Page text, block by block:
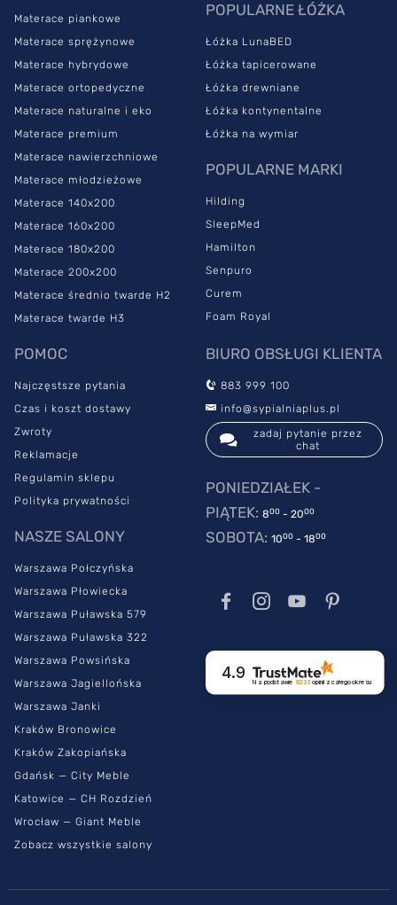
Materace piankowe
Materace sprężynowe
Materace hybrydowe
Materace ortopedyczne
Materace naturalne i eko
Materace premium
Materace nawierzchniowe
Materace młodzieżowe
Materace 140x200
Materace 160x200
Materace 180x200
Materace 200x200
Materace średnio twarde H2
Materace twarde H3
POPULARNE ŁÓŻKA
Łóżka LunaBED
Łóżka tapicerowane
Łóżka drewniane
Łóżka kontynentalne
Łóżka na wymiar
POPULARNE MARKI
Hilding
SleepMed
Hamilton
Senpuro
Curem
Foam Royal
POMOC
Najczęstsze pytania
Czas i koszt dostawy
Zwroty
Reklamacje
Regulamin sklepu
Polityka prywatności
NASZE SALONY
Warszawa Połczyńska
Warszawa Płowiecka
Warszawa Puławska 579
Warszawa Puławska 322
Warszawa Powsińska
Warszawa Jagiellońska
Warszawa Janki
Kraków Bronowice
Kraków Zakopiańska
Gdańsk — City Meble
Katowice — CH Rozdzień
Wrocław — Giant Meble
Zobacz wszystkie salony
BIURO OBSŁUGI KLIENTA
883 999 100
info@sypialniaplus.pl
zadaj pytanie przez
chat
PONIEDZIAŁEK -
PIĄTEK: 800 - 2000
SOBOTA: 1000 - 1800
4.9
Na podstawie 6233 opinii z całego okresu